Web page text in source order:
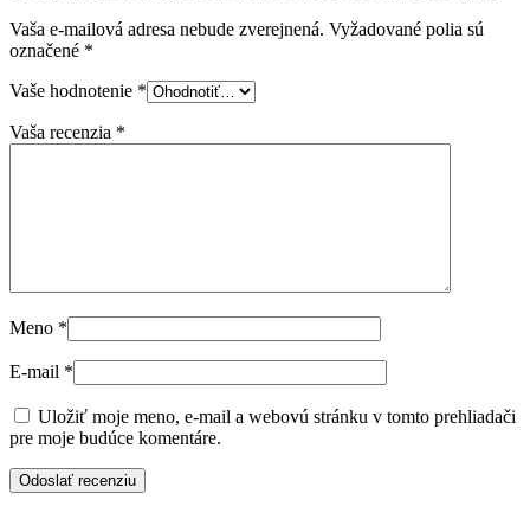
Vaša e-mailová adresa nebude zverejnená. Vyžadované polia sú
označené *
Vaše hodnotenie *
Vaša recenzia *
Meno *
E-mail *
Uložiť moje meno, e-mail a webovú stránku v tomto prehliadači
pre moje budúce komentáre.